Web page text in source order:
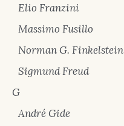
Elio Franzini
Massimo Fusillo
Norman G. Finkelstein
Sigmund Freud
G
André Gide